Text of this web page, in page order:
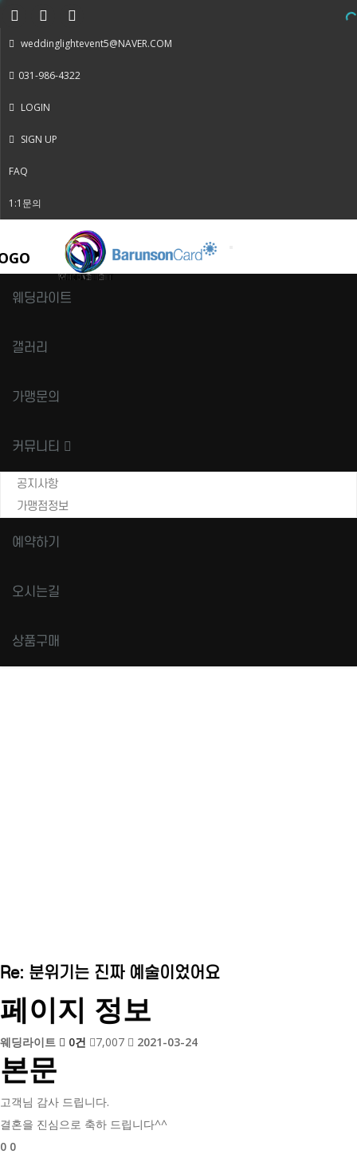
weddinglightevent5@NAVER.COM
031-986-4322
LOGIN
SIGN UP
FAQ
1:1문의
웨딩라이트
갤러리
가맹문의
커뮤니티
공지사항
가맹점정보
예약하기
오시는길
상품구매
Re: 분위기는 진짜 예술이었어요
페이지 정보
웨딩라이트 0건 7,007 2021-03-24
본문
고객님 감사 드립니다.
결혼을 진심으로 축하 드립니다^^
0 0